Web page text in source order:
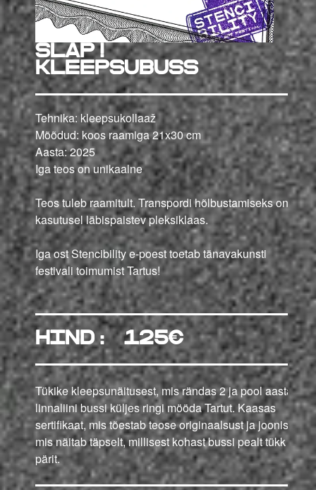
SLÄP!
KLEEPSUBUSS
Tehnika: kleepsukollaaž
Mõõdud: koos raamiga 21x30 cm
Aasta: 2025
Iga teos on unikaalne
Teos tuleb raamitult. Transpordi hõlbustamiseks on
kasutusel läbispaistev pleksiklaas.
Iga ost Stencibility e-poest toetab tänavakunsti
festivali toimumist Tartus!
hind: 125€
Tükike kleepsunäitusest, mis rändas 2 ja pool aastat
linnaliini bussi küljes ringi mööda Tartut. Kaasas
sertifikaat, mis tõestab teose originaalsust ja joonis,
mis näitab täpselt, millisest kohast bussi pealt tükk on
pärit.